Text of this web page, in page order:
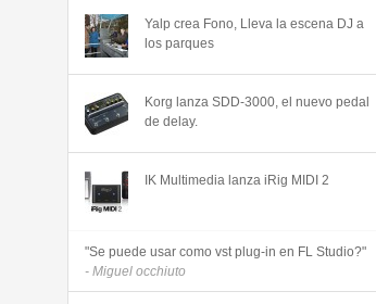
Yalp crea Fono, Lleva la escena DJ a
los parques
Korg lanza SDD-3000, el nuevo pedal
de delay.
IK Multimedia lanza iRig MIDI 2
"Se puede usar como vst plug-in en FL Studio?"
- Miguel occhiuto